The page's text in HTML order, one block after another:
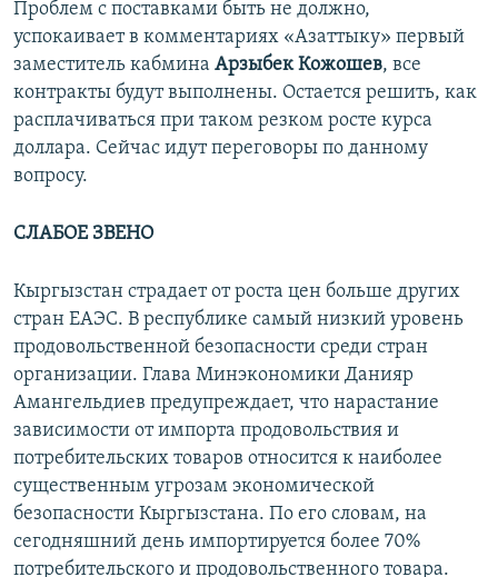
Проблем с поставками быть не должно,
успокаивает в комментариях «Азаттыку» первый
заместитель кабмина Арзыбек Кожошев, все
контракты будут выполнены. Остается решить, как
расплачиваться при таком резком росте курса
доллара. Сейчас идут переговоры по данному
вопросу.
СЛАБОЕ ЗВЕНО
Кыргызстан страдает от роста цен больше других
стран ЕАЭС. В республике самый низкий уровень
продовольственной безопасности среди стран
организации. Глава Минэкономики Данияр
Амангельдиев предупреждает, что нарастание
зависимости от импорта продовольствия и
потребительских товаров относится к наиболее
существенным угрозам экономической
безопасности Кыргызстана. По его словам, на
сегодняшний день импортируется более 70%
потребительского и продовольственного товара.